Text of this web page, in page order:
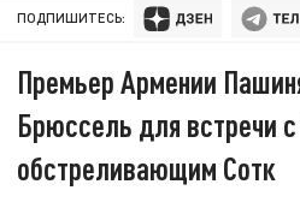
ПОДПИШИТЕСЬ:
Премьер Армении
Брюссель для встречи
обстреливающим Сотк